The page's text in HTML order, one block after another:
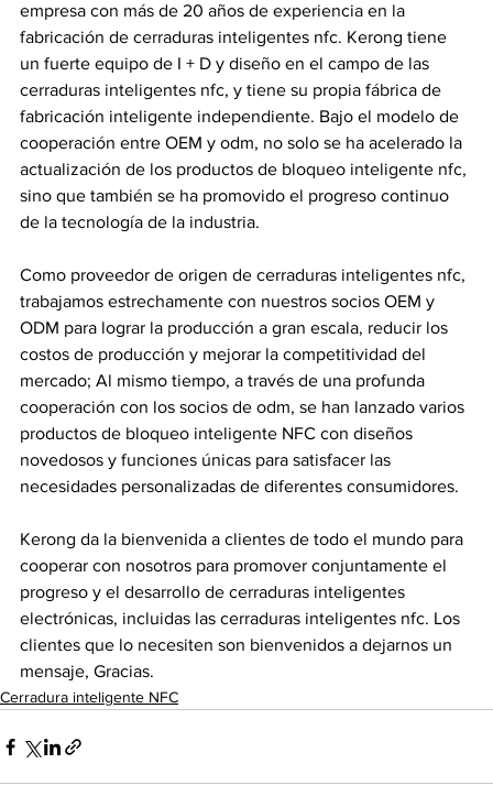
empresa con más de 20 años de experiencia en la
fabricación de cerraduras inteligentes nfc. Kerong tiene
un fuerte equipo de I + D y diseño en el campo de las
cerraduras inteligentes nfc, y tiene su propia fábrica de
fabricación inteligente independiente. Bajo el modelo de
cooperación entre OEM y odm, no solo se ha acelerado la
actualización de los productos de bloqueo inteligente nfc,
sino que también se ha promovido el progreso continuo
de la tecnología de la industria.
Como proveedor de origen de cerraduras inteligentes nfc,
trabajamos estrechamente con nuestros socios OEM y
ODM para lograr la producción a gran escala, reducir los
costos de producción y mejorar la competitividad del
mercado; Al mismo tiempo, a través de una profunda
cooperación con los socios de odm, se han lanzado varios
productos de bloqueo inteligente NFC con diseños
novedosos y funciones únicas para satisfacer las
necesidades personalizadas de diferentes consumidores.
Kerong da la bienvenida a clientes de todo el mundo para
cooperar con nosotros para promover conjuntamente el
progreso y el desarrollo de cerraduras inteligentes
electrónicas, incluidas las cerraduras inteligentes nfc. Los
clientes que lo necesiten son bienvenidos a dejarnos un
mensaje, Gracias.
Cerradura inteligente NFC